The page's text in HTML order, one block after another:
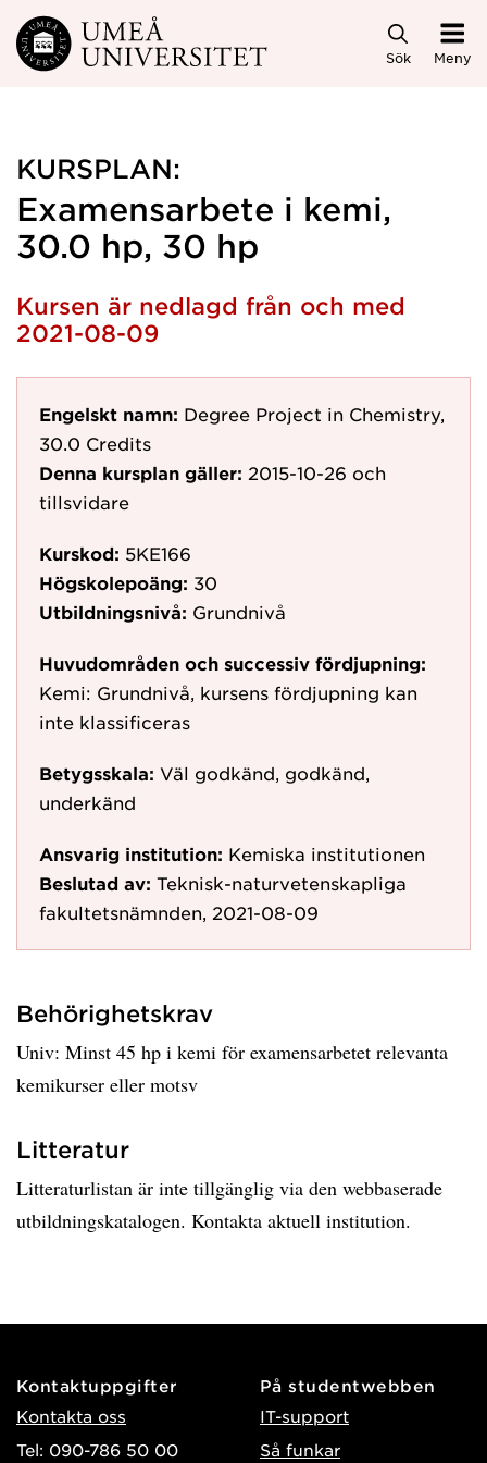
Hoppa direkt till innehållet
Sök Meny
KURSPLAN:
Examensarbete i kemi,
30.0 hp, 30 hp
Kursen är nedlagd från och med
2021-08-09
Engelskt namn: Degree Project in Chemistry,
30.0 Credits
Denna kursplan gäller: 2015-10-26 och
tillsvidare
Kurskod: 5KE166
Högskolepoäng: 30
Utbildningsnivå: Grundnivå
Huvudområden och successiv fördjupning:
Kemi: Grundnivå, kursens fördjupning kan
inte klassificeras
Betygsskala: Väl godkänd, godkänd,
underkänd
Ansvarig institution: Kemiska institutionen
Beslutad av: Teknisk-naturvetenskapliga
fakultetsnämnden, 2021-08-09
Behörighetskrav
Univ: Minst 45 hp i kemi för examensarbetet relevanta
kemikurser eller motsv
Litteratur
Litteraturlistan är inte tillgänglig via den webbaserade
utbildningskatalogen. Kontakta aktuell institution.
Kontaktuppgifter
Kontakta oss
Tel: 090-786 50 00
På studentwebben
IT-support
Så funkar